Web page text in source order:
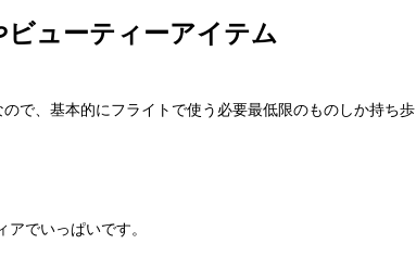
ューティーアイテム
で、基本的にフライトで使う必要最低限のものしか持ち歩
でいっぱいです。